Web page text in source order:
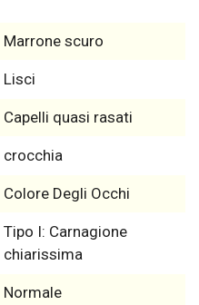
Marrone scuro
Lisci
Capelli quasi rasati
crocchia
Colore Degli Occhi
Tipo I: Carnagione
chiarissima
Normale